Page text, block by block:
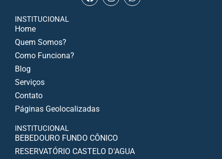
INSTITUCIONAL
Home
Quem Somos?
Como Funciona?
Blog
Serviços
Contato
Páginas Geolocalizadas
INSTITUCIONAL
BEBEDOURO FUNDO CÔNICO
RESERVATÓRIO CASTELO D'AGUA